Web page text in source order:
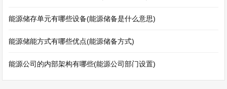
能源储存单元有哪些设备(能源储备是什么意思)
能源储能方式有哪些优点(能源储备方式)
能源公司的内部架构有哪些(能源公司部门设置)